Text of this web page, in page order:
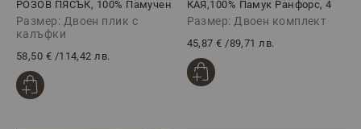
РОЗОВ ПЯСЪК, 100% Памучен
сатен, 3 части
Размер: Двоен плик с
калъфки
58,50 € /114,42 лв.
КАЯ,100% Памук Ранфорс, 4
части
Размер: Двоен комплект
45,87 € /89,71 лв.